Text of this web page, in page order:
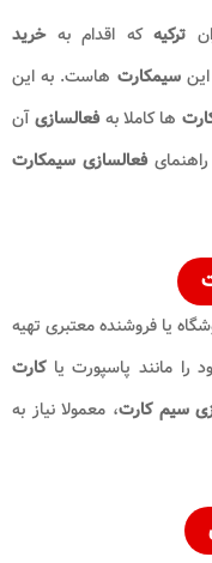
ترکیهکه اقدام بهخرید
اینسیمکارت هاست. به این
ها کاملا بهفعالسازیآن
فعالسازی سیمکارت
یا فروشنده معتبری تهیه
را مانند پاسپورت یاکارت
سیم کارت، معمولا نیاز به